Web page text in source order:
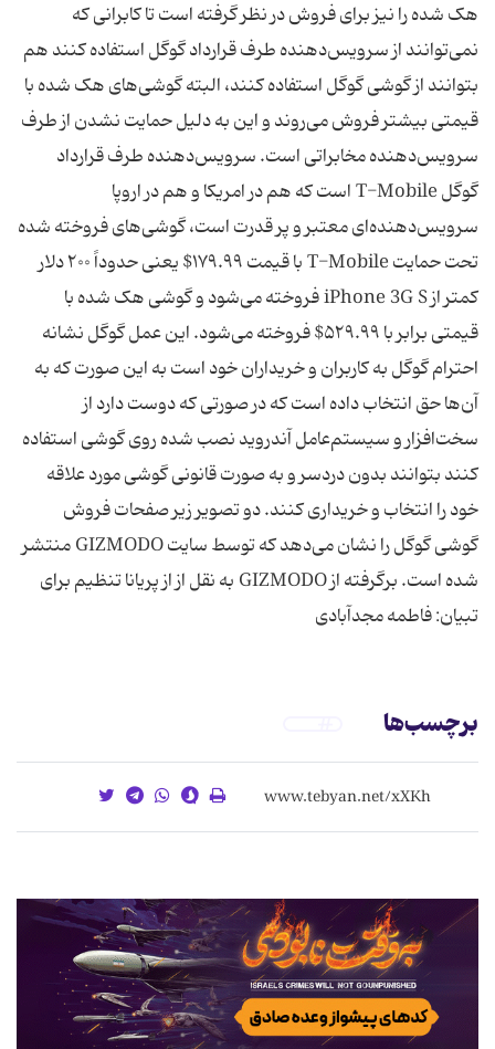
هک شده را نیز برای فروش در نظر گرفته است تا کابرانی که
نمی‌توانند از سرویس‌دهنده طرف قرارداد گوگل استفاده کنند هم
بتوانند از گوشی گوگل استفاده کنند، البته گوشی‌های هک شده با
قیمتی بیشتر فروش می‌روند و این به دلیل حمایت نشدن از طرف
سرویس‌دهنده مخابراتی است. سرویس‌دهنده طرف قرارداد
گوگل T-Mobile است که هم در امریکا و هم در اروپا
سرویس‌دهنده‌ای معتبر و پر قدرت است، گوشی‌های فروخته شده
تحت حمایت T-Mobile با قیمت ۱۷۹.۹۹$ یعنی حدوداً ۲۰۰ دلار
کمتر از iPhone 3G S فروخته می‌شود و گوشی هک شده با
قیمتی برابر با ۵۲۹.۹۹$ فروخته می‌شود. این عمل گوگل نشانه
احترام گوگل به کاربران و خریداران خود است به این صورت که به
آن‌ها حق انتخاب داده است که در صورتی که دوست دارد از
سخت‌افزار و سیستم‌عامل آندروید‌ نصب شده روی گوشی استفاده
کنند بتوانند بدون دردسر و به صورت قانونی گوشی مورد علاقه
خود را انتخاب و خریداری کنند. دو تصویر زیر صفحات فروش
گوشی گوگل را نشان می‌دهد که توسط سایت GIZMODO منتشر
شده است. برگرفته از GIZMODO به نقل از از پریانا تنظیم برای
تبیان: فاطمه مجدآبادی
برچسب‌ها